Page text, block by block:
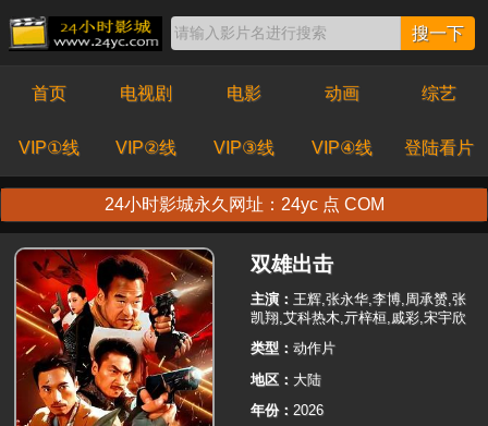
搜一下
首页 电视剧 电影 动画 综艺
VIP①线 VIP②线 VIP③线 VIP④线 登陆看片
24小时影城永久网址：24yc 点 COM
双雄出击
主演：王辉,张永华,李博,周承赟,张
凯翔,艾科热木,亓梓桓,戚彩,宋宇欣
类型：动作片
地区： 大陆
年份： 2026